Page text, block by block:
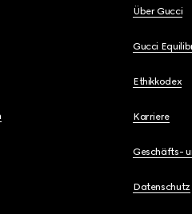
Über Gucci
Gucci
Ethikkodex
Karriere
Geschäfts-
Datenschutz